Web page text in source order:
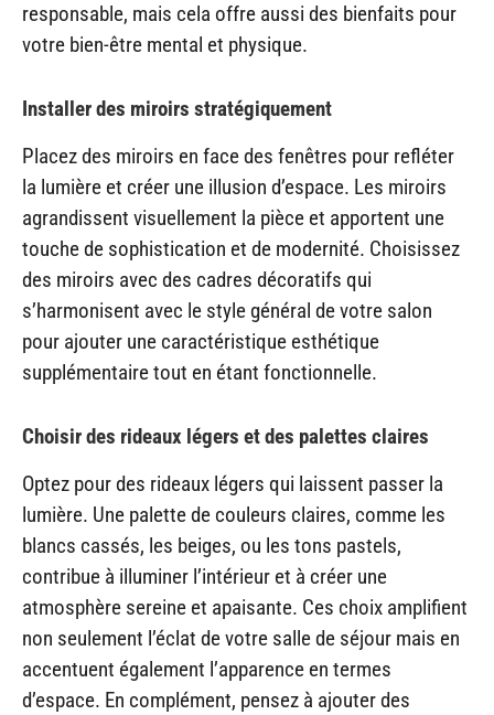
responsable, mais cela offre aussi des bienfaits pour
votre bien-être mental et physique.
Installer des miroirs stratégiquement
Placez des miroirs en face des fenêtres pour refléter
la lumière et créer une illusion d’espace. Les miroirs
agrandissent visuellement la pièce et apportent une
touche de sophistication et de modernité. Choisissez
des miroirs avec des cadres décoratifs qui
s’harmonisent avec le style général de votre salon
pour ajouter une caractéristique esthétique
supplémentaire tout en étant fonctionnelle.
Choisir des rideaux légers et des palettes claires
Optez pour des rideaux légers qui laissent passer la
lumière. Une palette de couleurs claires, comme les
blancs cassés, les beiges, ou les tons pastels,
contribue à illuminer l’intérieur et à créer une
atmosphère sereine et apaisante. Ces choix amplifient
non seulement l’éclat de votre salle de séjour mais en
accentuent également l’apparence en termes
d’espace. En complément, pensez à ajouter des